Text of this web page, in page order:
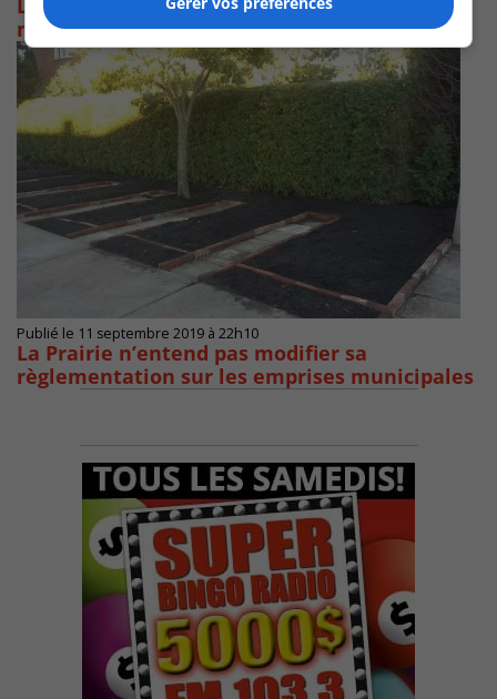
Le dossier de la briqueterie de La Prairie est
mis sur la glace
Publié le 11 septembre 2019 à 22h10
La Prairie n’entend pas modifier sa
règlementation sur les emprises municipales